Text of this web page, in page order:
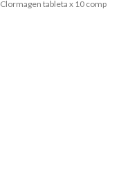
Clormagen tableta x 10 comp